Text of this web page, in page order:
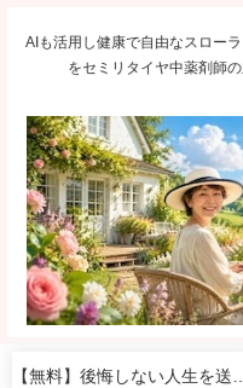
AIも活用し健康で自由なスロー
をセミリタイヤ中薬剤師